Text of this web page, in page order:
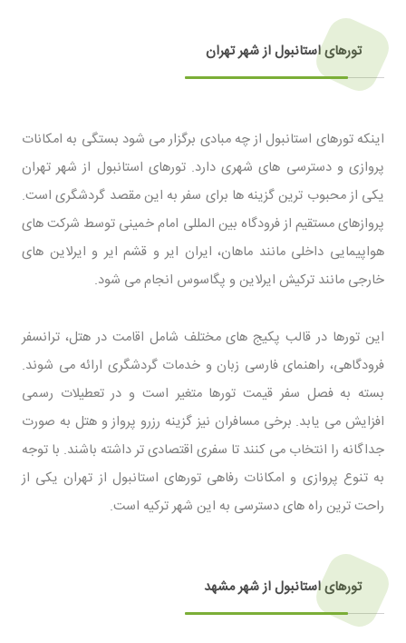
تورهای استانبول از شهر تهران
اینکه تورهای استانبول از چه مبادی برگزار می شود بستگی به امکانات
پروازی و دسترسی ‌های شهری دارد. تورهای استانبول از شهر تهران
یکی از محبوب ‌ترین گزینه ‌ها برای سفر به این مقصد گردشگری است.
پروازهای مستقیم از فرودگاه بین ‌المللی امام خمینی توسط شرکت‌ های
هواپیمایی داخلی مانند ماهان، ایران ‌ایر و قشم ‌ایر و ایرلاین‌ های
خارجی مانند ترکیش ‌ایرلاین و پگاسوس انجام می‌ شود.
این تورها در قالب پکیج‌ های مختلف شامل اقامت در هتل، ترانسفر
فرودگاهی، راهنمای فارسی ‌زبان و خدمات گردشگری ارائه می ‌شوند.
بسته به فصل سفر قیمت تورها متغیر است و در تعطیلات رسمی
افزایش می ‌یابد. برخی مسافران نیز گزینه رزرو پرواز و هتل به ‌صورت
جداگانه را انتخاب می‌ کنند تا سفری اقتصادی‌ تر داشته باشند. با توجه
به تنوع پروازی و امکانات رفاهی تورهای استانبول از تهران یکی از
راحت ‌ترین راه‌ های دسترسی به این شهر ترکیه است.
تورهای استانبول از شهر مشهد